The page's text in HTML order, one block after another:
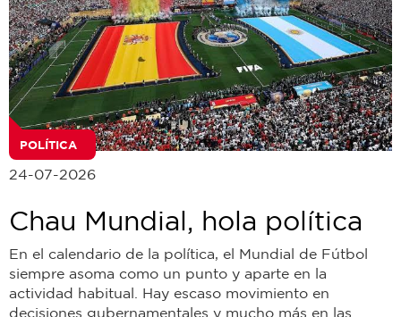
POLÍTICA
24-07-2026
Chau Mundial, hola política
En el calendario de la política, el Mundial de Fútbol
siempre asoma como un punto y aparte en la
actividad habitual. Hay escaso movimiento en
decisiones gubernamentales y mucho más en las...